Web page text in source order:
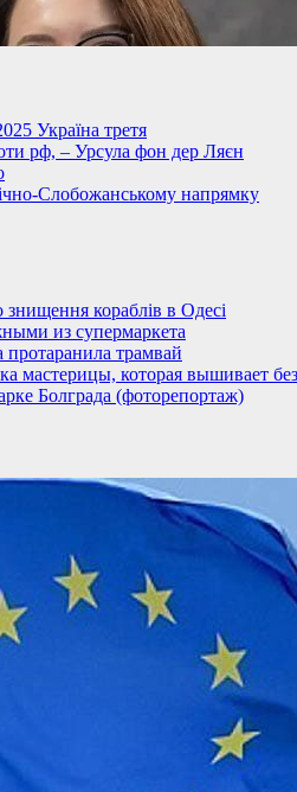
Україна третя
рф, – Урсула фон дер Ляєн
Слобожанському напрямку
кораблів в Одесі
из супермаркета
трамвай
мастерицы, которая вышивает
Болграда (фоторепортаж)